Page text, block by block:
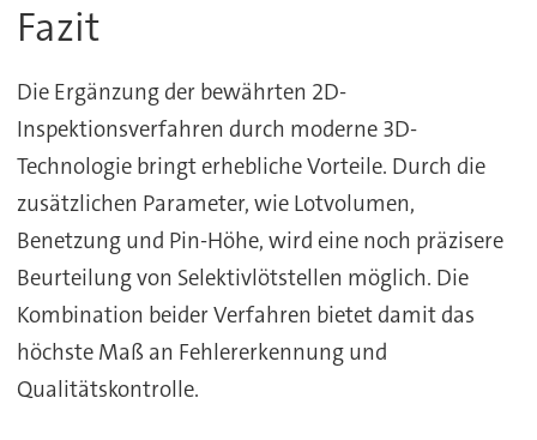
Fazit
Die Ergänzung der bewährten 2D-
Inspektionsverfahren durch moderne 3D-
Technologie bringt erhebliche Vorteile. Durch die
zusätzlichen Parameter, wie Lotvolumen,
Benetzung und Pin-Höhe, wird eine noch präzisere
Beurteilung von Selektivlötstellen möglich. Die
Kombination beider Verfahren bietet damit das
höchste Maß an Fehlererkennung und
Qualitätskontrolle.